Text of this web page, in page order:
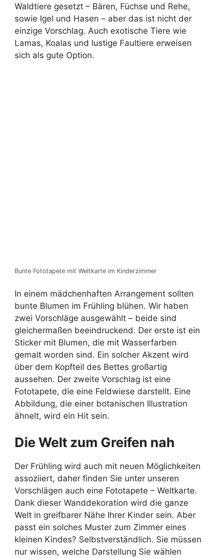
Waldtiere gesetzt – Bären, Füchse und Rehe,
sowie Igel und Hasen – aber das ist nicht der
einzige Vorschlag. Auch exotische Tiere wie
Lamas, Koalas und lustige Faultiere erweisen
sich als gute Option.
Bunte Fototapete mit Weltkarte im Kinderzimmer
In einem mädchenhaften Arrangement sollten
bunte Blumen im Frühling blühen. Wir haben
zwei Vorschläge ausgewählt – beide sind
gleichermaßen beeindruckend. Der erste ist ein
Sticker mit Blumen, die mit Wasserfarben
gemalt worden sind. Ein solcher Akzent wird
über dem Kopfteil des Bettes großartig
aussehen. Der zweite Vorschlag ist eine
Fototapete, die eine Feldwiese darstellt. Eine
Abbildung, die einer botanischen Illustration
ähnelt, wird ein Hit sein.
Die Welt zum Greifen nah
Der Frühling wird auch mit neuen Möglichkeiten
assoziiert, daher finden Sie unter unseren
Vorschlägen auch eine Fototapete – Weltkarte.
Dank dieser Wanddekoration wird die ganze
Welt in greifbarer Nähe Ihrer Kinder sein. Aber
passt ein solches Muster zum Zimmer eines
kleinen Kindes? Selbstverständlich. Sie müssen
nur wissen, welche Darstellung Sie wählen